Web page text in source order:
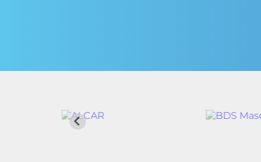
Perforado
Torque
Hidráulicos